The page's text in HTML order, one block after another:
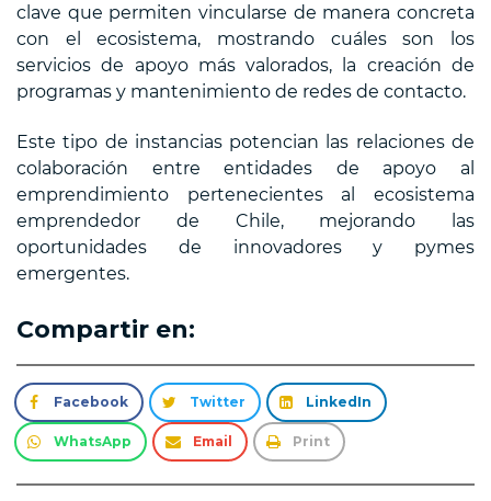
clave que permiten vincularse de manera concreta
con el ecosistema, mostrando cuáles son los
servicios de apoyo más valorados, la creación de
programas y mantenimiento de redes de contacto.
Este tipo de instancias potencian las relaciones de
colaboración entre entidades de apoyo al
emprendimiento pertenecientes al ecosistema
emprendedor de Chile, mejorando las
oportunidades de innovadores y pymes
emergentes.
Compartir en:
Facebook Twitter LinkedIn
WhatsApp Email Print